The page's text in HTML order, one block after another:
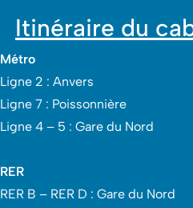
Itinéraire du
Métro
Ligne 2 : Anvers
Ligne 7 : Poissonnière
Ligne 4 – 5 : Gare du Nord
RER
RER B – RER D : Gare du Nord‎